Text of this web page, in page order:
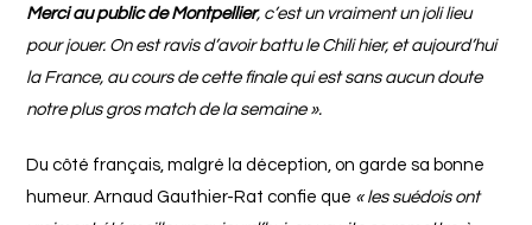
Merci au public de Montpellier, c’est un vraiment un joli lieu
pour jouer. On est ravis d’avoir battu le Chili hier, et aujourd’hui
la France, au cours de cette finale qui est sans aucun doute
notre plus gros match de la semaine ».
Du côté français, malgré la déception, on garde sa bonne
humeur. Arnaud Gauthier-Rat confie que « les suédois ont